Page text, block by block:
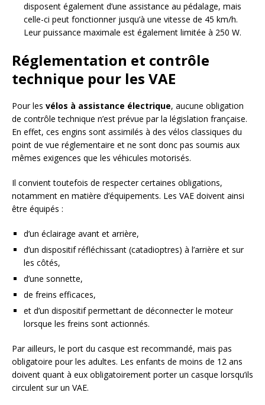
disposent également d’une assistance au pédalage, mais
celle-ci peut fonctionner jusqu’à une vitesse de 45 km/h.
Leur puissance maximale est également limitée à 250 W.
Réglementation et contrôle
technique pour les VAE
Pour les vélos à assistance électrique, aucune obligation
de contrôle technique n’est prévue par la législation française.
En effet, ces engins sont assimilés à des vélos classiques du
point de vue réglementaire et ne sont donc pas soumis aux
mêmes exigences que les véhicules motorisés.
Il convient toutefois de respecter certaines obligations,
notamment en matière d’équipements. Les VAE doivent ainsi
être équipés :
d’un éclairage avant et arrière,
d’un dispositif réfléchissant (catadioptres) à l’arrière et sur
les côtés,
d’une sonnette,
de freins efficaces,
et d’un dispositif permettant de déconnecter le moteur
lorsque les freins sont actionnés.
Par ailleurs, le port du casque est recommandé, mais pas
obligatoire pour les adultes. Les enfants de moins de 12 ans
doivent quant à eux obligatoirement porter un casque lorsqu’ils
circulent sur un VAE.